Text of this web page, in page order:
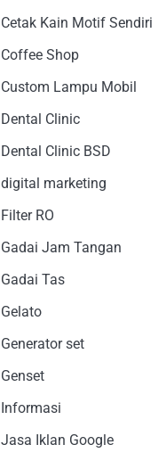
Cetak Kain Motif Sendiri
Coffee Shop
Custom Lampu Mobil
Dental Clinic
Dental Clinic BSD
digital marketing
Filter RO
Gadai Jam Tangan
Gadai Tas
Gelato
Generator set
Genset
Informasi
Jasa Iklan Google